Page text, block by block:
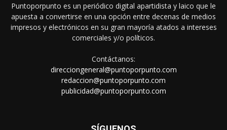
Puntoporpunto es un periódico digital apartidista y laico que le
apuesta a convertirse en una opción entre decenas de medios
impresos y electrónicos en su gran mayoría atados a intereses
comerciales y/o políticos.
Contáctanos:
direcciongeneral@puntoporpunto.com
redaccion@puntoporpunto.com
publicidad@puntoporpunto.com